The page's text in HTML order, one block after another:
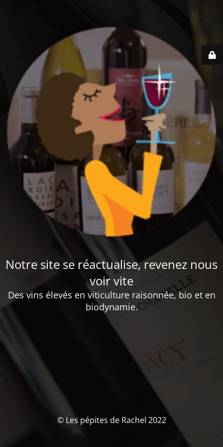
Notre site se réactualise, revenez nous
voir vite
Des vins élevés en viticulture raisonnée, bio et en
biodynamie.
© Les pépites de Rachel 2022